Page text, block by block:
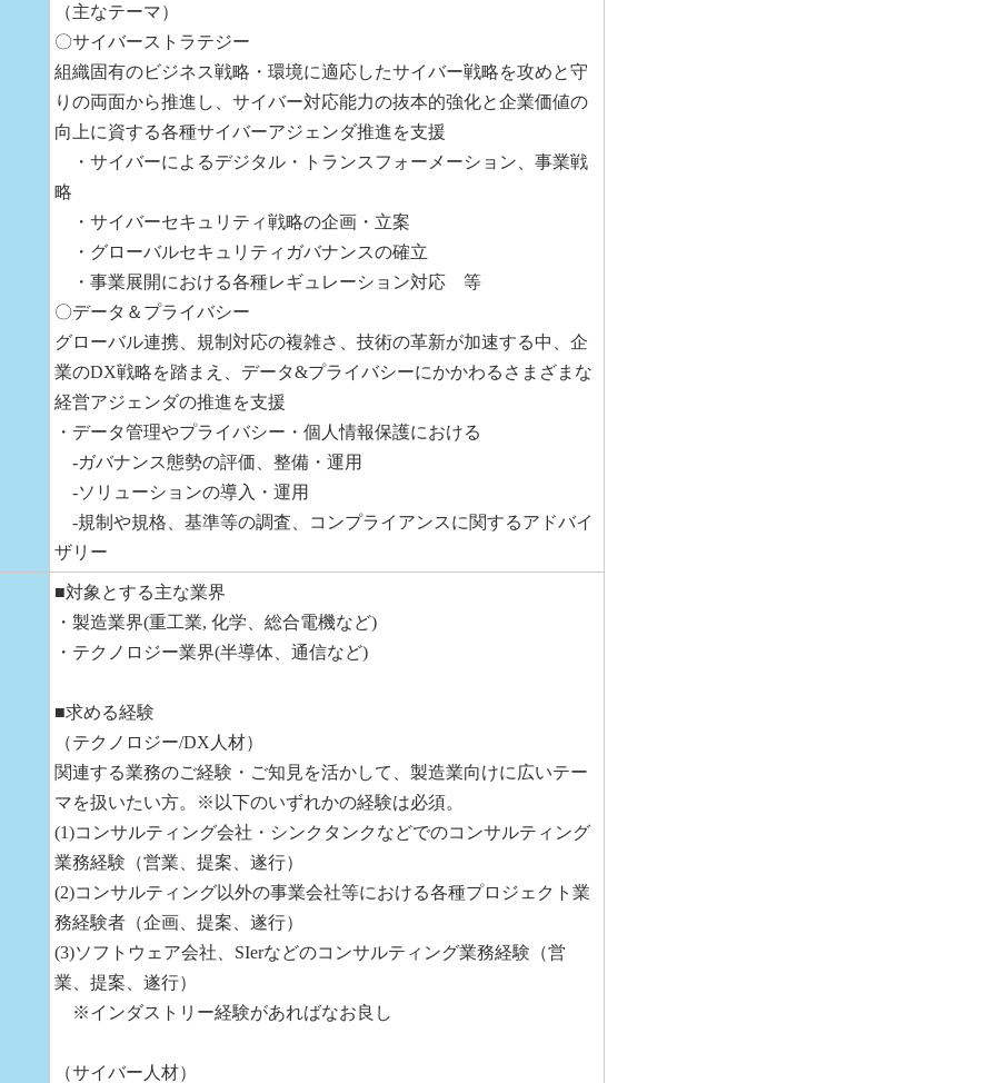
（主なテーマ）
〇サイバーストラテジー
組織固有のビジネス戦略・環境に適応したサイバー戦略を攻めと守
りの両面から推進し、サイバー対応能力の抜本的強化と企業価値の
向上に資する各種サイバーアジェンダ推進を支援
・サイバーによるデジタル・トランスフォーメーション、事業戦
略
・サイバーセキュリティ戦略の企画・立案
・グローバルセキュリティガバナンスの確立
・事業展開における各種レギュレーション対応 等
〇データ＆プライバシー
グローバル連携、規制対応の複雑さ、技術の革新が加速する中、企
業のDX戦略を踏まえ、データ&プライバシーにかかわるさまざまな
経営アジェンダの推進を支援
・データ管理やプライバシー・個人情報保護における
-ガバナンス態勢の評価、整備・運用
-ソリューションの導入・運用
-規制や規格、基準等の調査、コンプライアンスに関するアドバイ
ザリー
■対象とする主な業界
・製造業界(重工業, 化学、総合電機など)
・テクノロジー業界(半導体、通信など)
■求める経験
（テクノロジー/DX人材）
関連する業務のご経験・ご知見を活かして、製造業向けに広いテー
マを扱いたい方。※以下のいずれかの経験は必須。
(1)コンサルティング会社・シンクタンクなどでのコンサルティング
業務経験（営業、提案、遂行）
(2)コンサルティング以外の事業会社等における各種プロジェクト業
務経験者（企画、提案、遂行）
(3)ソフトウェア会社、SIerなどのコンサルティング業務経験（営
業、提案、遂行）
※インダストリー経験があればなお良し
（サイバー人材）